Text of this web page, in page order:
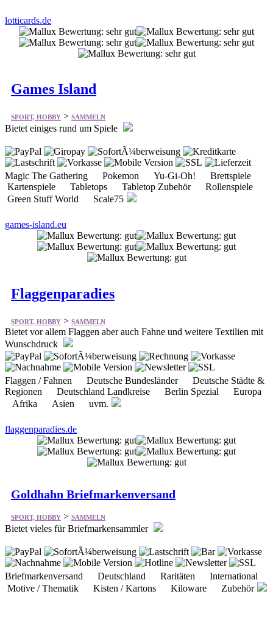
Games Island
SPORT, HOBBY > SAMMELN
Bietet einiges rund um Spiele
Magic The Gathering Pokemon Yu-Gi-Oh! Brettspiele
Kartenspiele Tabletops Tabletop Zubehör Rollenspiele
Green Stuff World Scale75
games-island.eu
Flaggenparadies
SPORT, HOBBY>SAMMELN
Bietet vor allem Flaggen aber auch Fahne und weitere Textilien mit
Flaggen / Fahnen Deutsche Bundesländer Deutsche Städte &
Regionen Deutschland Landkreise Berlin Spezial Europa
Afrika Asien uvm.
flaggenparadies.de
Goldhahn Briefmarkenversand
Bietet vieles für Briefmarkensammler
Briefmarkenversand Deutschland Raritäten International
Motive / Thematik Kisten / Kartons Kiloware Zubehör